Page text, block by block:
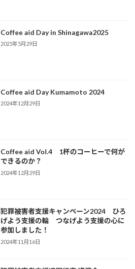
Coffee aid Day in Shinagawa2025
2025年5月29日
Coffee aid Day Kumamoto 2024
2024年12月29日
Coffee aid Vol.4 1杯のコーヒーで何が
できるのか？
2024年12月29日
犯罪被害者支援キャンペーン2024 ひろ
げよう支援の輪 つなげよう支援の心に
参加しました！
2024年11月16日